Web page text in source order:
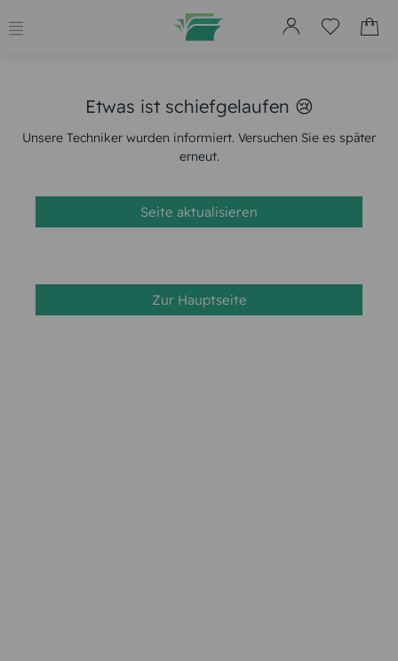
Etwas ist schiefgelaufen 😢
Unsere Techniker wurden informiert. Versuchen Sie es später
erneut.
Seite aktualisieren
Zur Hauptseite